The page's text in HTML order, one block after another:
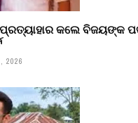
କଲେ ବିଜୟଙ୍କ
2026